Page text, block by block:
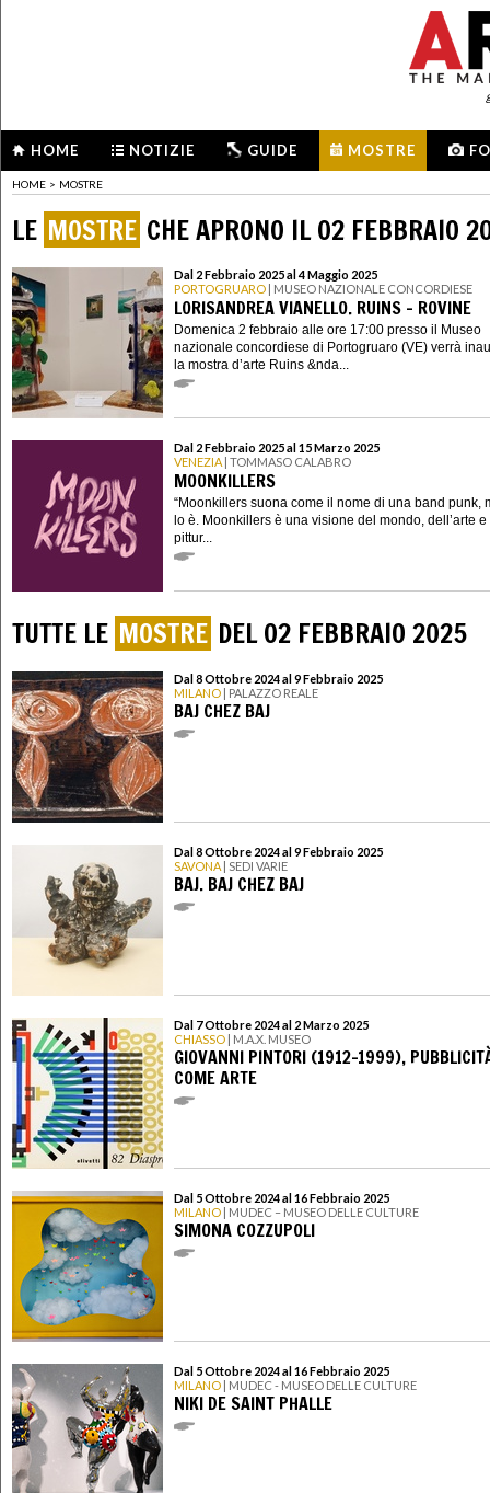
HOME NOTIZIE GUIDE MOSTRE
HOME > MOSTRE
LE MOSTRE CHE APRONO IL 02 FEBBRAIO
Dal 2 Febbraio 2025 al 4 Maggio 2025
PORTOGRUARO | MUSEO NAZIONALE CONCORDIESE
LORISANDREA VIANELLO. RUINS – ROVINE
Domenica 2 febbraio alle ore 17:00 presso il Museo
nazionale concordiese di Portogruaro (VE) verrà
la mostra d’arte Ruins &nda...
Dal 2 Febbraio 2025 al 15 Marzo 2025
VENEZIA | TOMMASO CALABRO
MOONKILLERS
“Moonkillers suona come il nome di una band punk,
lo è. Moonkillers è una visione del mondo, dell’arte
pittur...
TUTTE LE MOSTRE DEL 02 FEBBRAIO 2025
Dal 8 Ottobre 2024 al 9 Febbraio 2025
MILANO | PALAZZO REALE
BAJ CHEZ BAJ
Dal 8 Ottobre 2024 al 9 Febbraio 2025
SAVONA | SEDI VARIE
BAJ. BAJ CHEZ BAJ
Dal 7 Ottobre 2024 al 2 Marzo 2025
CHIASSO | M.A.X. MUSEO
GIOVANNI PINTORI (1912-1999),
COME ARTE
Dal 5 Ottobre 2024 al 16 Febbraio 2025
MILANO | MUDEC – MUSEO DELLE CULTURE
SIMONA COZZUPOLI
Dal 5 Ottobre 2024 al 16 Febbraio 2025
MILANO | MUDEC - MUSEO DELLE CULTURE
NIKI DE SAINT PHALLE